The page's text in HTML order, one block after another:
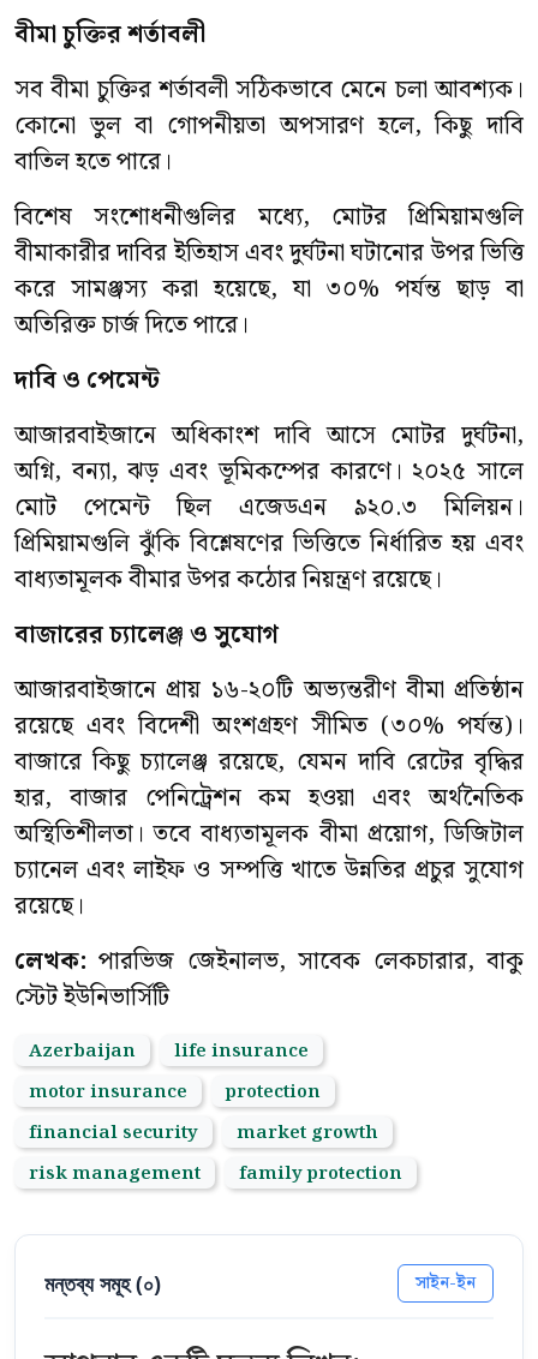
বীমা চুক্তির শর্তাবলী
সব বীমা চুক্তির শর্তাবলী সঠিকভাবে মেনে চলা আবশ্যক।
কোনো ভুল বা গোপনীয়তা অপসারণ হলে, কিছু দাবি
বাতিল হতে পারে।
বিশেষ সংশোধনীগুলির মধ্যে, মোটর প্রিমিয়ামগুলি
বীমাকারীর দাবির ইতিহাস এবং দুর্ঘটনা ঘটানোর উপর ভিত্তি
করে সামঞ্জস্য করা হয়েছে, যা ৩০% পর্যন্ত ছাড় বা
অতিরিক্ত চার্জ দিতে পারে।
দাবি ও পেমেন্ট
আজারবাইজানে অধিকাংশ দাবি আসে মোটর দুর্ঘটনা,
অগ্নি, বন্যা, ঝড় এবং ভূমিকম্পের কারণে। ২০২৫ সালে
মোট পেমেন্ট ছিল এজেডএন ৯২০.৩ মিলিয়ন।
প্রিমিয়ামগুলি ঝুঁকি বিশ্লেষণের ভিত্তিতে নির্ধারিত হয় এবং
বাধ্যতামূলক বীমার উপর কঠোর নিয়ন্ত্রণ রয়েছে।
বাজারের চ্যালেঞ্জ ও সুযোগ
আজারবাইজানে প্রায় ১৬-২০টি অভ্যন্তরীণ বীমা প্রতিষ্ঠান
রয়েছে এবং বিদেশী অংশগ্রহণ সীমিত (৩০% পর্যন্ত)।
বাজারে কিছু চ্যালেঞ্জ রয়েছে, যেমন দাবি রেটের বৃদ্ধির
হার, বাজার পেনিট্রেশন কম হওয়া এবং অর্থনৈতিক
অস্থিতিশীলতা। তবে বাধ্যতামূলক বীমা প্রয়োগ, ডিজিটাল
চ্যানেল এবং লাইফ ও সম্পত্তি খাতে উন্নতির প্রচুর সুযোগ
রয়েছে।
লেখক: পারভিজ জেইনালভ, সাবেক লেকচারার, বাকু
স্টেট ইউনিভার্সিটি
Azerbaijan
life insurance
motor insurance
protection
financial security
market growth
risk management
family protection
মন্তব্য সমূহ (০) সাইন-ইন